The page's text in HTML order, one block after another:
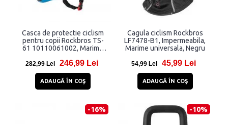
Casca de protectie ciclism
pentru copii Rockbros TS-
61 10110061002, Marime
282,99 Lei 246,99 Lei
ADAUGĂ ÎN COŞ
Cagula ciclism Rockbros
LF7478-B1, Impermeabila,
Marime universala, Negru
54,99 Lei 45,99 Lei
ADAUGĂ ÎN COŞ
-16% -10%